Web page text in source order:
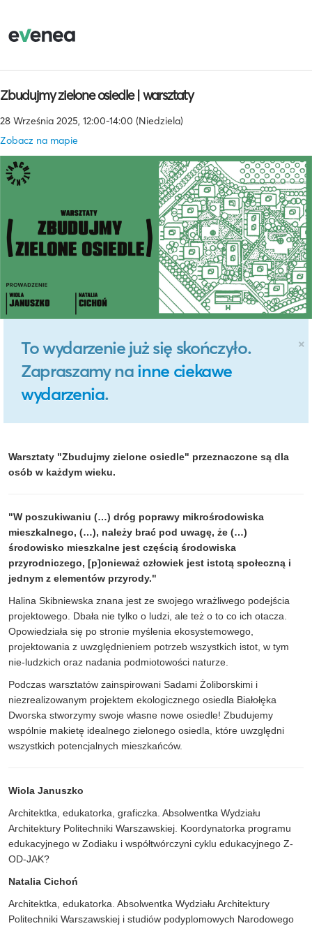
Zbudujmy zielone osiedle | warsztaty
28 Września 2025, 12:00-14:00 (Niedziela)
Zobacz na mapie
×
To wydarzenie już się skończyło.
Zapraszamy na inne ciekawe
wydarzenia.
Warsztaty "Zbudujmy zielone osiedle" przeznaczone są dla
osób w każdym wieku.
"W poszukiwaniu (…) dróg poprawy mikrośrodowiska
mieszkalnego, (…), należy brać pod uwagę, że (…)
środowisko mieszkalne jest częścią środowiska
przyrodniczego, [p]onieważ człowiek jest istotą społeczną i
jednym z elementów przyrody."
Halina Skibniewska znana jest ze swojego wrażliwego podejścia
projektowego. Dbała nie tylko o ludzi, ale też o to co ich otacza.
Opowiedziała się po stronie myślenia ekosystemowego,
projektowania z uwzględnieniem potrzeb wszystkich istot, w tym
nie-ludzkich oraz nadania podmiotowości naturze.
Podczas warsztatów zainspirowani Sadami Żoliborskimi i
niezrealizowanym projektem ekologicznego osiedla Białołęka
Dworska stworzymy swoje własne nowe osiedle! Zbudujemy
wspólnie makietę idealnego zielonego osiedla, które uwzględni
wszystkich potencjalnych mieszkańców.
Wiola Januszko
Architektka, edukatorka, graficzka. Absolwentka Wydziału
Architektury Politechniki Warszawskiej. Koordynatorka programu
edukacyjnego w Zodiaku i współtwórczyni cyklu edukacyjnego Z-
OD-JAK?
Natalia Cichoń
Architektka, edukatorka. Absolwentka Wydziału Architektury
Politechniki Warszawskiej i studiów podyplomowych Narodowego